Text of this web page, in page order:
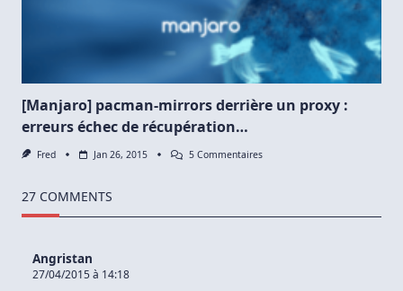
Graphique
Pour
Copier
ISO
Facilement
Une
[Manjaro] pacman-mirrors derrière un proxy :
erreurs échec de récupération…
Fred Jan 26, 2015 5 CommentairesSur
Un
27 COMMENTS
Angristan
27/04/2015 à 14:18